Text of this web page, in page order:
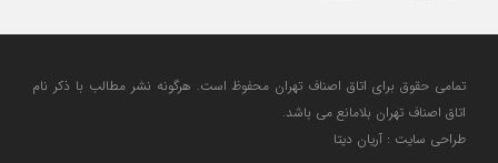
تمامی حقوق برای اتاق اصناف تهران محفوظ است. هرگونه نشر مطالب با ذكر نام
اتاق اصناف تهران بلامانع مي باشد.
طراحی سایت : آریان دیتا